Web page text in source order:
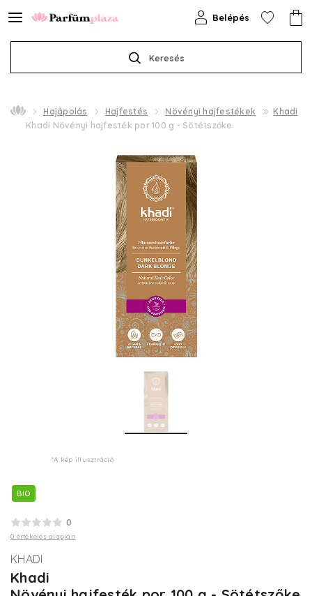
Keresés
Belépés
Hajápolás Hajfestés Növényi hajfestékek
Khadi
Khadi Növényi hajfesték por 100 g - Sötétszőke
*A kép illusztráció
BIO
0
0 értékelés alapján
KHADI
Khadi